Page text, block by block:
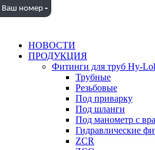
НОВОСТИ
ПРОДУКЦИЯ
Фитинги для труб Hy-
Трубные
Резьбовые
Под приварку
Под шланги
Под манометр с
Гидравлические
ZCR
Ваш номер -